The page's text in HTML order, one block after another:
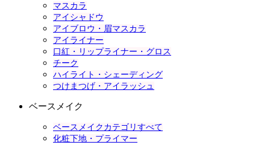
マスカラ
アイシャドウ
アイブロウ・眉マスカラ
アイライナー
口紅・リップライナー・グロス
チーク
ハイライト・シェーディング
つけまつげ・アイラッシュ
ベースメイク
ベースメイクカテゴリすべて
化粧下地・プライマー